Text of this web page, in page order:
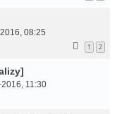
08:25
1 2
11:30